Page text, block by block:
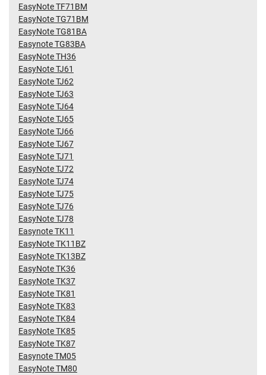
EasyNote TF71BM
EasyNote TG71BM
EasyNote TG81BA
Easynote TG83BA
EasyNote TH36
EasyNote TJ61
EasyNote TJ62
EasyNote TJ63
EasyNote TJ64
EasyNote TJ65
EasyNote TJ66
EasyNote TJ67
EasyNote TJ71
EasyNote TJ72
EasyNote TJ74
EasyNote TJ75
EasyNote TJ76
EasyNote TJ78
Easynote TK11
EasyNote TK11BZ
EasyNote TK13BZ
EasyNote TK36
EasyNote TK37
EasyNote TK81
EasyNote TK83
EasyNote TK84
EasyNote TK85
EasyNote TK87
Easynote TM05
EasyNote TM80